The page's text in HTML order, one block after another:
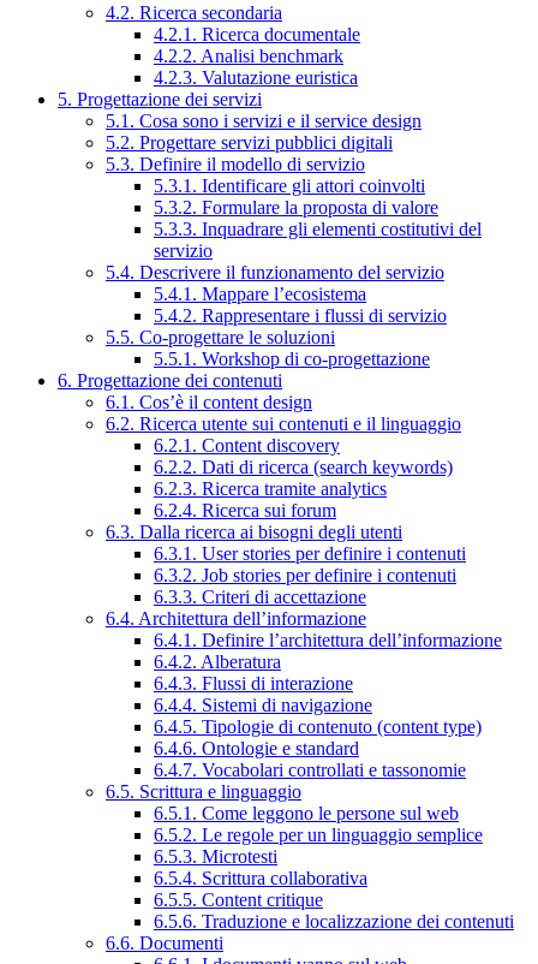
4.2. Ricerca secondaria
4.2.1. Ricerca documentale
4.2.2. Analisi benchmark
4.2.3. Valutazione euristica
5. Progettazione dei servizi
5.1. Cosa sono i servizi e il service design
5.2. Progettare servizi pubblici digitali
5.3. Definire il modello di servizio
5.3.1. Identificare gli attori coinvolti
5.3.2. Formulare la proposta di valore
5.3.3. Inquadrare gli elementi costitutivi del
servizio
5.4. Descrivere il funzionamento del servizio
5.4.1. Mappare l’ecosistema
5.4.2. Rappresentare i flussi di servizio
5.5. Co-progettare le soluzioni
5.5.1. Workshop di co-progettazione
6. Progettazione dei contenuti
6.1. Cos’è il content design
6.2. Ricerca utente sui contenuti e il linguaggio
6.2.1. Content discovery
6.2.2. Dati di ricerca (search keywords)
6.2.3. Ricerca tramite analytics
6.2.4. Ricerca sui forum
6.3. Dalla ricerca ai bisogni degli utenti
6.3.1. User stories per definire i contenuti
6.3.2. Job stories per definire i contenuti
6.3.3. Criteri di accettazione
6.4. Architettura dell’informazione
6.4.1. Definire l’architettura dell’informazione
6.4.2. Alberatura
6.4.3. Flussi di interazione
6.4.4. Sistemi di navigazione
6.4.5. Tipologie di contenuto (content type)
6.4.6. Ontologie e standard
6.4.7. Vocabolari controllati e tassonomie
6.5. Scrittura e linguaggio
6.5.1. Come leggono le persone sul web
6.5.2. Le regole per un linguaggio semplice
6.5.3. Microtesti
6.5.4. Scrittura collaborativa
6.5.5. Content critique
6.5.6. Traduzione e localizzazione dei contenuti
6.6. Documenti